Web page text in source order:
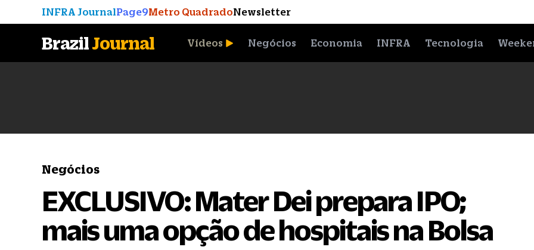
INFRA JournalPage9Metro QuadradoNewsletter
BrazilJournal Vídeos Negócios Economia INFRA Tecnologia
Negócios
EXCLUSIVO: Mater Dei prepara IPO;
mais uma opção de hospitais na Bolsa